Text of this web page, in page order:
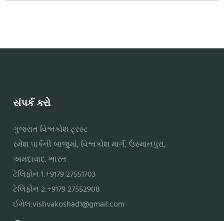
સંપર્ક કરો
ગુજરાત વિશ્વકોશ ટ્રસ્ટ
રમેશ પાર્કની બાજુમાં, વિશ્વકોશ માર્ગ, ઉસ્માનપુરા,
અમદાવાદ. ભારત
ટેલિફોન 1:+9179 27551703
ટેલિફોન 2:+9179 27552908
ઈમેલ:vishvakoshad1@gmail.com